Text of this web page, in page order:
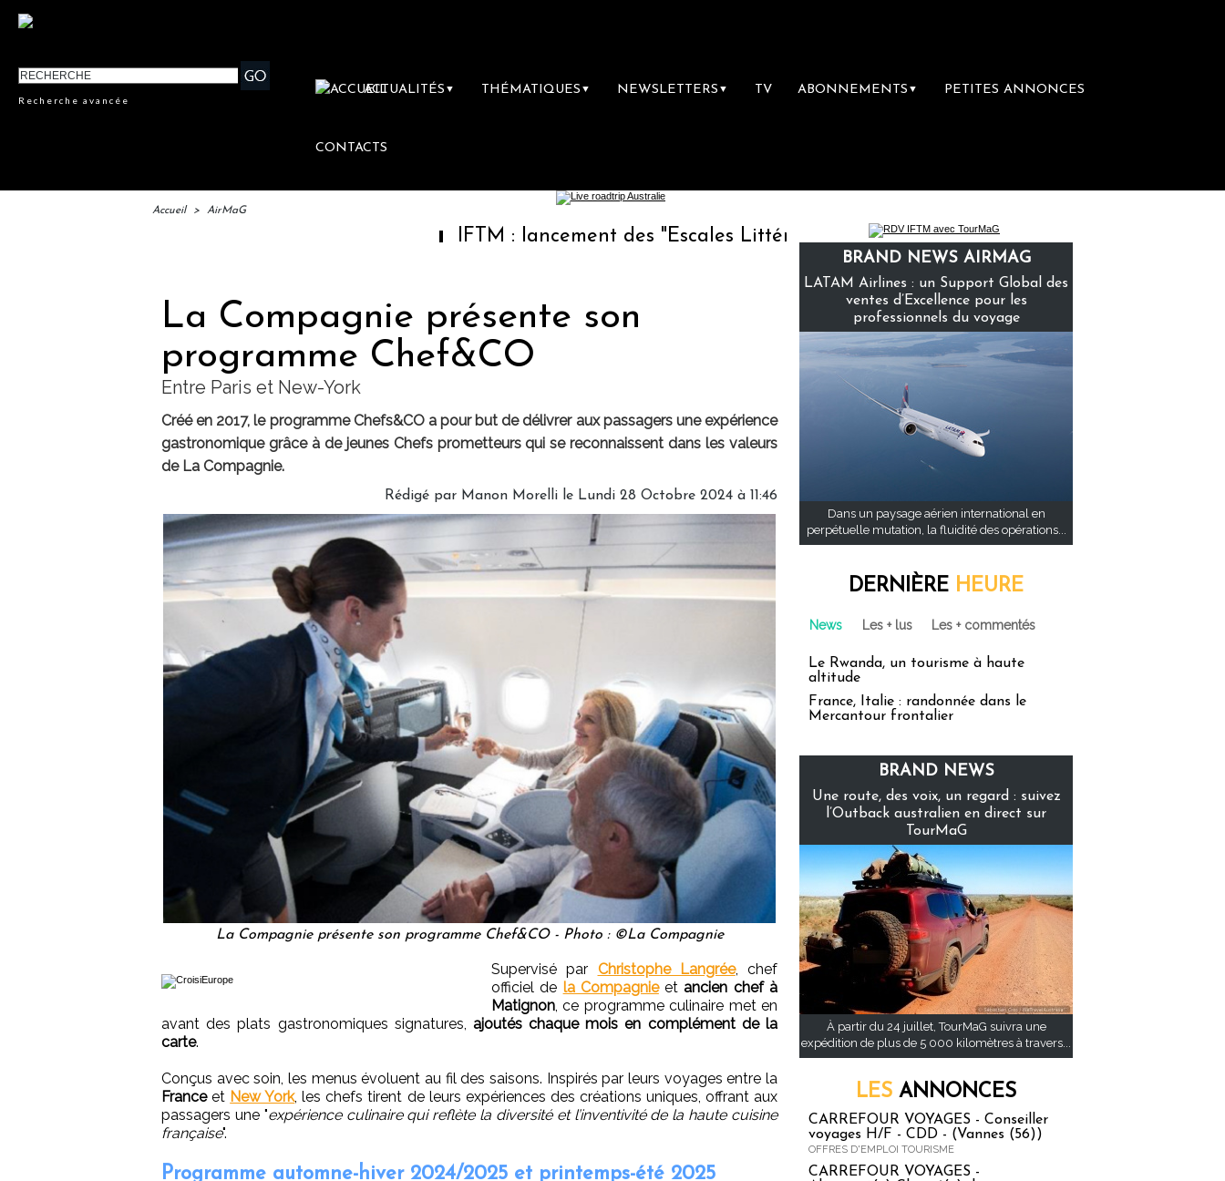
Recherche avancée
ACTUALITÉS ▼ THÉMATIQUES ▼ NEWSLETTERS ▼ TV ABONNEMENTS ▼ PETITES ANNONCES
CONTACTS
Accueil > AirMaG
IFTM : lancement des "Escales Littéraires", la première librairie du voyage
La Compagnie présente son
programme Chef&CO
Entre Paris et New-York
Créé en 2017, le programme Chefs&CO a pour but de délivrer aux passagers une expérience
gastronomique grâce à de jeunes Chefs prometteurs qui se reconnaissent dans les valeurs
de La Compagnie.
Rédigé par Manon Morelli le Lundi 28 Octobre 2024 à 11:46
La Compagnie présente son programme Chef&CO - Photo : ©La Compagnie
Supervisé par Christophe Langrée, chef
officiel de la Compagnieetancien chef à
Matignon, ce programme culinaire met en
avant des plats gastronomiques signatures, ajoutés chaque mois en complément de la
carte.
Conçus avec soin, les menus évoluent au fil des saisons. Inspirés par leurs voyages entre la
Franceet New York, les chefs tirent de leurs expériences des créations uniques, offrant aux
passagers une "expérience culinaire qui reflète la diversité et l’inventivité de la haute cuisine
française".
Programme automne-hiver 2024/2025 et printemps-été 2025
BRAND NEWS AIRMAG
LATAM Airlines : un Support Global des
ventes d’Excellence pour les
professionnels du voyage
Dans un paysage aérien international en
perpétuelle mutation, la fluidité des opérations...
DERNIÈRE HEURE
News Les + lus Les + commentés
Le Rwanda, un tourisme à haute
altitude
France, Italie : randonnée dans le
Mercantour frontalier
BRAND NEWS
Une route, des voix, un regard : suivez
l’Outback australien en direct sur
TourMaG
À partir du 24 juillet, TourMaG suivra une
expédition de plus de 5 000 kilomètres à travers...
LES ANNONCES
CARREFOUR VOYAGES - Conseiller
voyages H/F - CDD - (Vannes (56))
OFFRES D'EMPLOI TOURISME
CARREFOUR VOYAGES -